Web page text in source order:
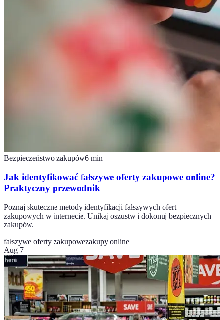
Bezpieczeństwo zakupów6 min
Jak identyfikować fałszywe oferty zakupowe online?
Praktyczny przewodnik
Poznaj skuteczne metody identyfikacji fałszywych ofert
zakupowych w internecie. Unikaj oszustw i dokonuj bezpiecznych
zakupów.
fałszywe oferty zakupowezakupy online
Aug 7